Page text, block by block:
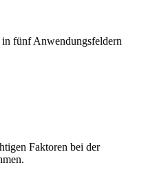
fünf Anwendungsfeldern
Faktoren bei der